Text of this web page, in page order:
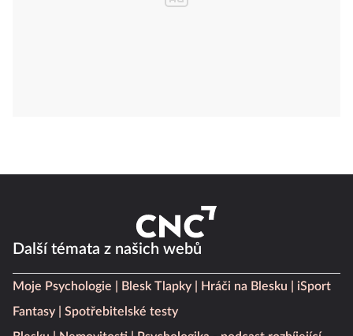
Další témata z našich webů
Moje Psychologie Blesk Tlapky Hráči na Blesku
iSport
Fantasy
Spotřebitelské testy